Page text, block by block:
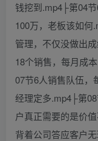
钱挖到.mp4├第04
100万，老板该如
管理，不仅没做出
18个销售，每月成
07节6人销售队伍，
经理定多.mp4├第
户真正需要的是价
背着公司答应客户